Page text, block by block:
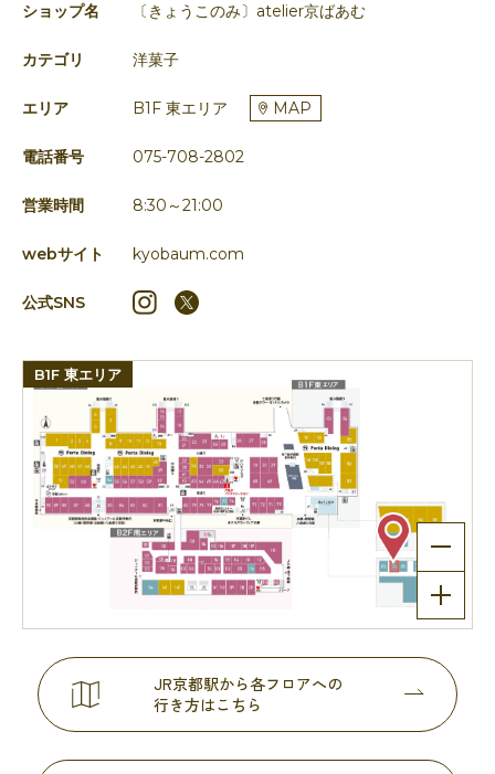
ショップ名 〔きょうこのみ〕atelier京ばあむ
カテゴリ 洋菓子
エリア B1F 東エリア MAP
電話番号 075-708-2802
営業時間 8:30～21:00
webサイト kyobaum.com
公式SNS
B1F 東エリア
JR京都駅から各フロアへの
行き方はこちら